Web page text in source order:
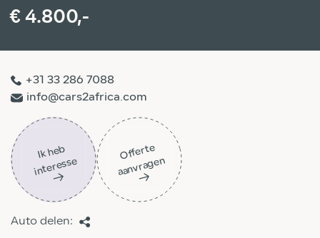
€ 4.800,-
+31 33 286 7088
info@cars2africa.com
Ik
h
e
b
i
nt
er
ess
e
Off
ert
e
aa
n
vra
g
e
n
Auto delen: